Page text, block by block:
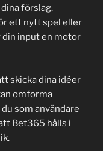
förslag.
ett nytt spel eller
input en motor
skicka dina idéer
omforma
som användare
Bet365 hålls i